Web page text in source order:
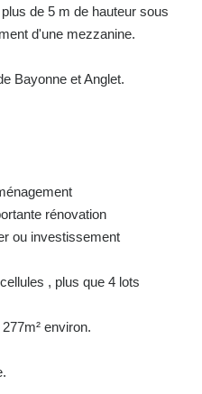
de 5 m de hauteur sous
d'une mezzanine.
Bayonne et Anglet.
rénovation
ou investissement
, plus que 4 lots
environ.